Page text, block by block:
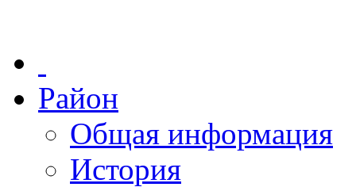
Район
Общая информация
История